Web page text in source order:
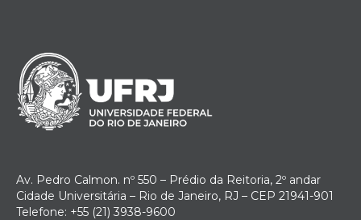
Av. Pedro Calmon. nº 550 – Prédio da Reitoria, 2º andar
Cidade Universitária – Rio de Janeiro, RJ – CEP 21941-901
Telefone: +55 (21) 3938-9600